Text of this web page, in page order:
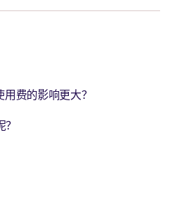
费的影响更大？